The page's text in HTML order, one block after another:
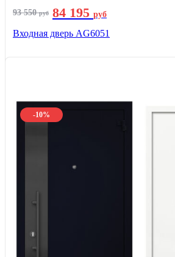
93 550руб 84 195 руб
Входная дверь AG6051
-10%